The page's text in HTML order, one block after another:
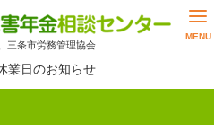
三条市労務管理協会
MENU
業日のお知らせ